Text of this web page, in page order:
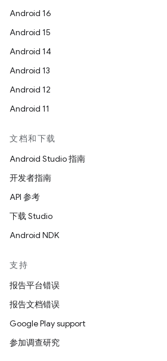
Android 16
Android 15
Android 14
Android 13
Android 12
Android 11
文档和下载
Android Studio 指南
开发者指南
API 参考
下载 Studio
Android NDK
支持
报告平台错误
报告文档错误
Google Play support
参加调查研究